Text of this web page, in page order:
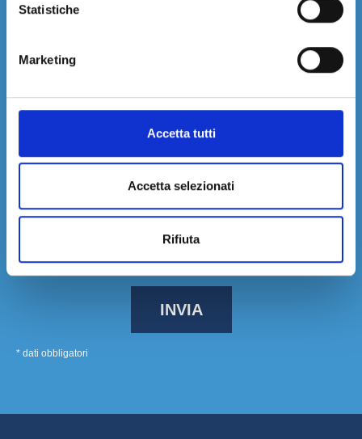
Statistiche
Marketing
Accetta tutti
Accetta selezionati
Rifiuta
Acconsento al trattamento dei miei dati e dichiaro di aver preso visione della
del sito *
Autorizzo l’invio di Newsletter
* dati obbligatori